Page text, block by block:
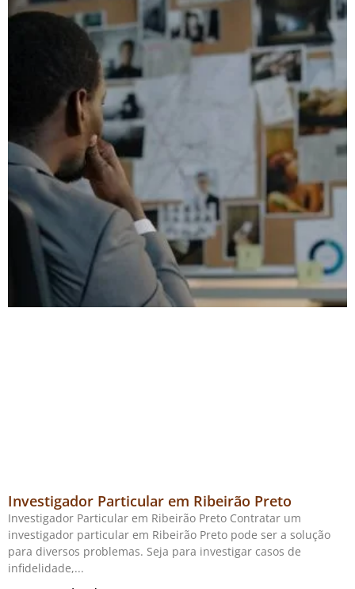
Investigador Particular em Ribeirão Preto
Investigador Particular em Ribeirão Preto Contratar um
investigador particular em Ribeirão Preto pode ser a solução
para diversos problemas. Seja para investigar casos de
infidelidade,